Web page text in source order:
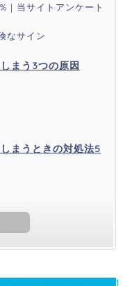
｜当サイトアンケート
なサイン
まう3つの原因
まうときの対処法5